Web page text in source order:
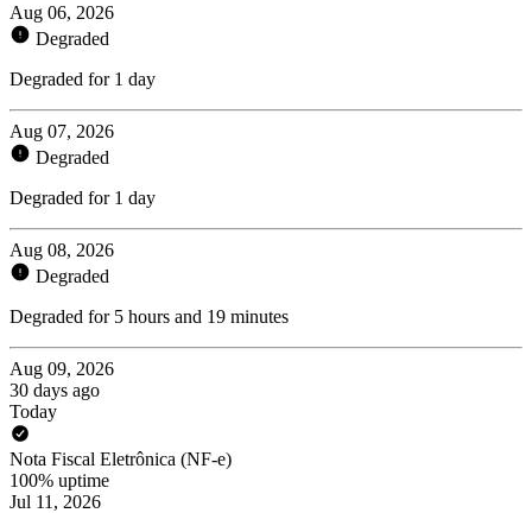
Aug 06, 2026
Degraded
Degraded for 1 day
Aug 07, 2026
Degraded
Degraded for 1 day
Aug 08, 2026
Degraded
Degraded for 5 hours and 19 minutes
Aug 09, 2026
30 days ago
Today
Nota Fiscal Eletrônica (NF-e)
100% uptime
Jul 11, 2026